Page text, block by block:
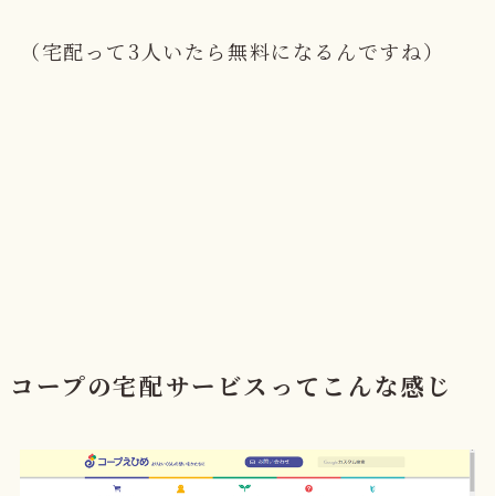
（宅配って3人いたら無料になるんですね）
コープの宅配サービスってこんな感じ